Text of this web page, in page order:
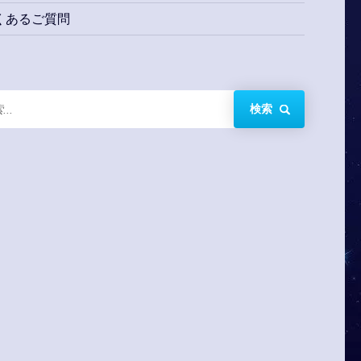
あるご質問
検索